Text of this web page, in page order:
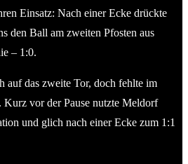
Einsatz: Nach einer Ecke drückte
den Ball am zweiten Pfosten aus
– 1:0.
auf das zweite Tor, doch fehlte im
vor der Pause nutzte Meldorf
und glich nach einer Ecke zum 1:1